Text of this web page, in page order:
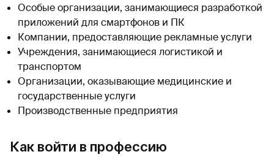
Особые организации, занимающиеся разработкой
приложений для смартфонов и ПК
Компании, предоставляющие рекламные услуги
Учреждения, занимающиеся логистикой и
транспортом
Организации, оказывающие медицинские и
государственные услуги
Производственные предприятия
Как войти в профессию